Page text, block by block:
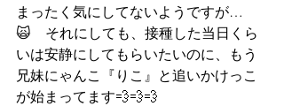
まったく気にしてないようですが…
🙀　それにしても、接種した当日くら
いは安静にしてもらいたいのに、もう
兄妹にゃんこ『りこ』と追いかけっこ
が始まってます💨💨💨